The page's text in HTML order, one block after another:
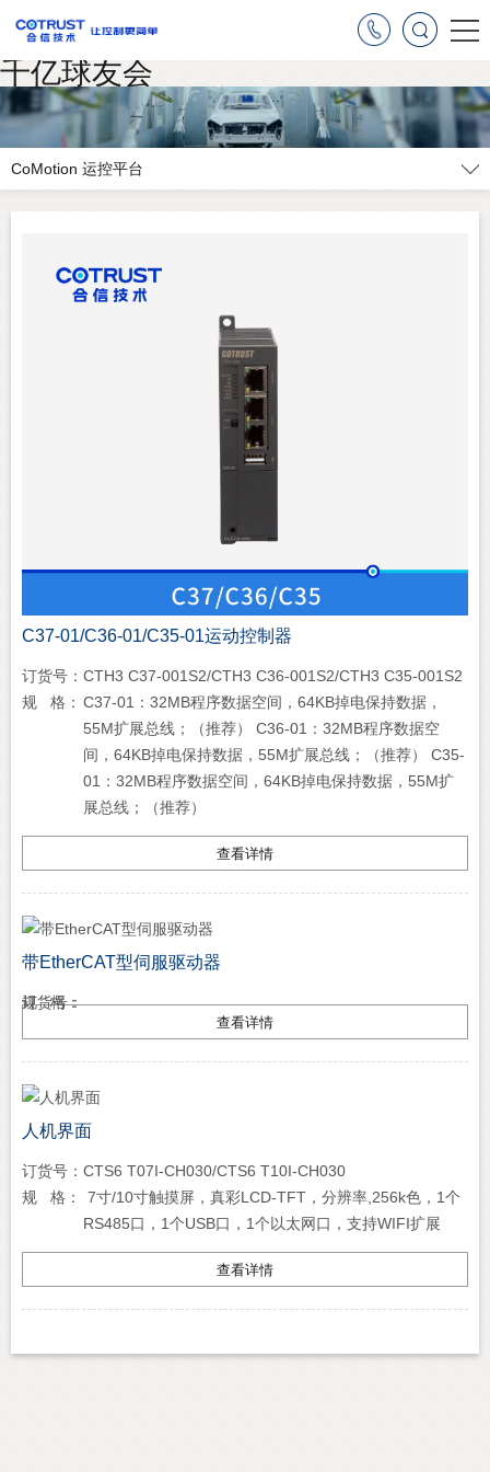
千亿球友会
CoMotion 运控平台
C37-01/C36-01/C35-01运动控制器
订货号： CTH3 C37-001S2/CTH3 C36-001S2/CTH3 C35-001S2
规 格： C37-01：32MB程序数据空间，64KB掉电保持数据，
55M扩展总线；（推荐） C36-01：32MB程序数据空
间，64KB掉电保持数据，55M扩展总线；（推荐） C35-
01：32MB程序数据空间，64KB掉电保持数据，55M扩
展总线；（推荐）
查看详情
带EtherCAT型伺服驱动器
订货号：
规 格：
查看详情
人机界面
订货号： CTS6 T07I-CH030/CTS6 T10I-CH030
规 格：
7寸/10寸触摸屏，真彩LCD-TFT，分辨率,256k色，1个
RS485口，1个USB口，1个以太网口，支持WIFI扩展
查看详情